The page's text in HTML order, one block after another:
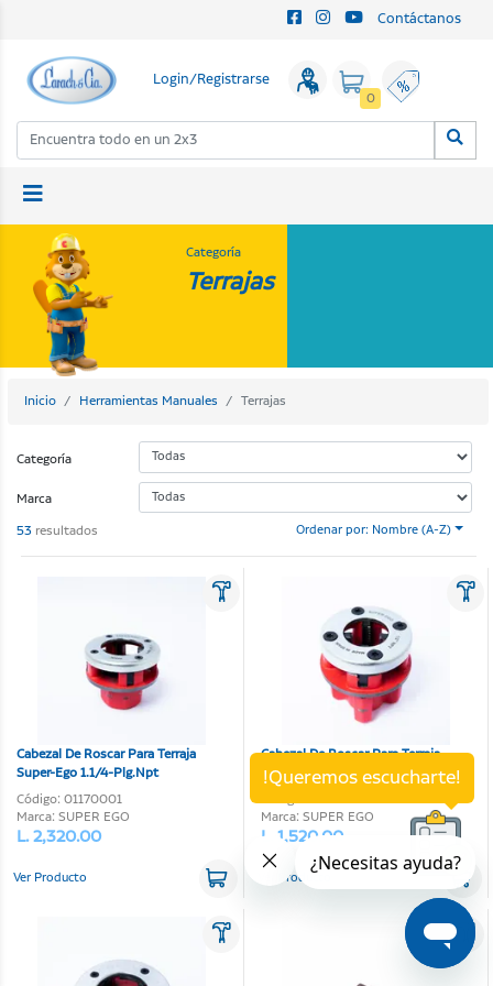
Contáctanos
Login/Registrarse
0
Categoría
Terrajas
Inicio Herramientas Manuales Terrajas
Categoría
Marca
53 resultados Ordenar por: Nombre (A-Z)
Cabezal De Roscar Para Terraja
Super-Ego 1.1/4-Plg.Npt
Código: 01170001
Marca: SUPER EGO
L. 2,320.00
Ver Producto
Cabezal De Roscar Para Terraja
Super-Ego 1/2-Plg.Npt
Código: 04990043
Marca: SUPER EGO
L. 1,520.00
Ver Producto
!Queremos escucharte!